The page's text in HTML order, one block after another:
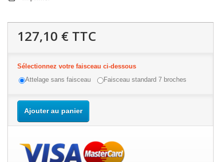
127,10 € TTC
Sélectionnez votre faisceau ci-dessous
Attelage sans faisceau
Faisceau standard 7 broches
Ajouter au panier